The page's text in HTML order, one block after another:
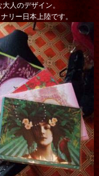
人のデザイン。
リー日本上陸です。